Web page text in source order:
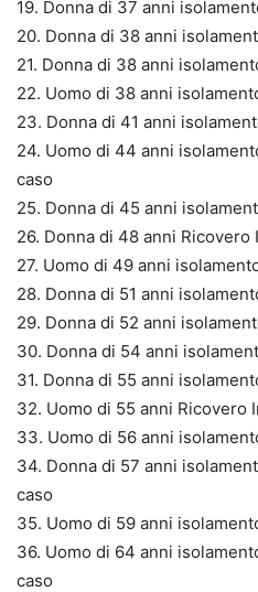
19. Donna di 37 anni
20. Donna di 38 anni
21. Donna di 38 anni
22. Uomo di 38 anni
23. Donna di 41 anni
24. Uomo di 44 anni
caso
25. Donna di 45 anni
26. Donna di 48 anni Ricovero
27. Uomo di 49 anni
28. Donna di 51 anni
29. Donna di 52 anni
30. Donna di 54 anni
31. Donna di 55 anni
32. Uomo di 55 anni Ricovero
33. Uomo di 56 anni
34. Donna di 57 anni
caso
35. Uomo di 59 anni
36. Uomo di 64 anni
caso